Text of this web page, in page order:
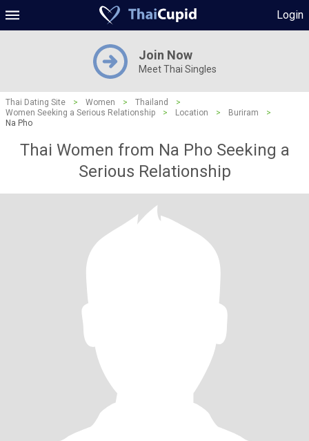
Login
Join Now
Meet Thai Singles
Thai Dating Site > Women > Thailand
>
Women Seeking a Serious Relationship
> Location > Buriram
>
Na Pho
Thai Women from Na Pho Seeking a
Serious Relationship